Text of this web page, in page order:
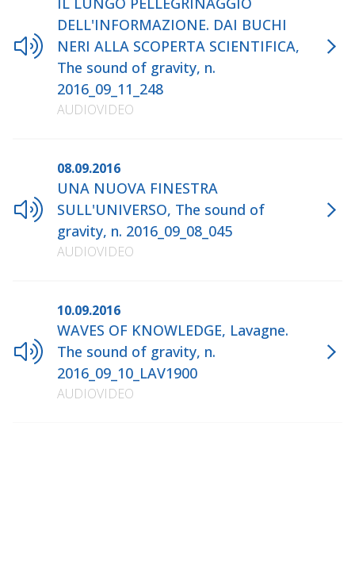
DELL'INFORMAZIONE. DAI BUCHI
NERI ALLA SCOPERTA SCIENTIFICA,
The sound of gravity, n.
2016_09_11_248
AUDIOVIDEO
08.09.2016
UNA NUOVA FINESTRA
SULL'UNIVERSO, The sound of
gravity, n. 2016_09_08_045
AUDIOVIDEO
10.09.2016
WAVES OF KNOWLEDGE, Lavagne.
The sound of gravity, n.
2016_09_10_LAV1900
AUDIOVIDEO